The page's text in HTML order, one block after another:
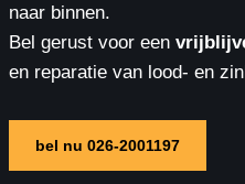
naar binnen.
Bel gerust voor een
en reparatie van lood- en
bel nu 026-2001197